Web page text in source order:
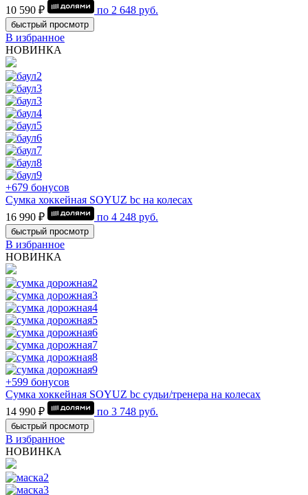
10 590 ₽
по 2 648 руб.
быстрый просмотр
В избранное
НОВИНКА
+679 бонусов
Сумка хоккейная SOYUZ bc на колесах
16 990 ₽
по 4 248 руб.
быстрый просмотр
В избранное
НОВИНКА
+599 бонусов
Сумка хоккейная SOYUZ bc судьи/тренера на колесах
14 990 ₽
по 3 748 руб.
быстрый просмотр
В избранное
НОВИНКА